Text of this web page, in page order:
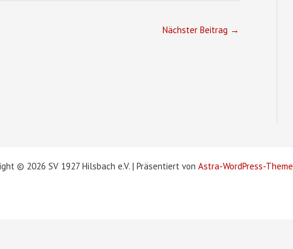
Nächster Beitrag →
© 2026 SV 1927 Hilsbach e.V. | Präsentiert von Astra-WordPress-Theme